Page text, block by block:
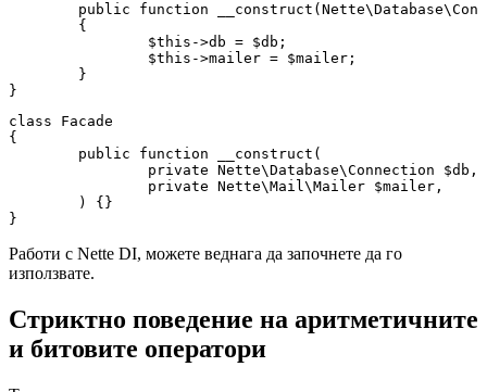
class Facade
{
Работи с Nette DI, можете веднага да започнете да го
използвате.
Стриктно поведение на аритметичните
и битовите оператори